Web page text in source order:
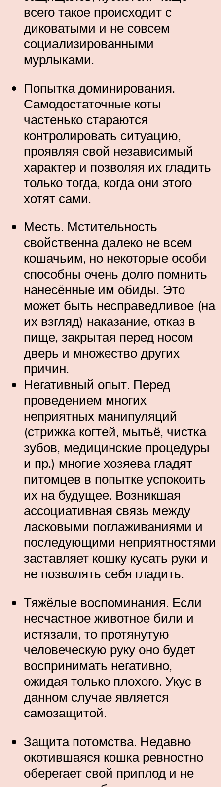
всего такое происходит с
диковатыми и не совсем
социализированными
мурлыками.
Попытка доминирования.
Самодостаточные коты
частенько стараются
контролировать ситуацию,
проявляя свой независимый
характер и позволяя их гладить
только тогда, когда они этого
хотят сами.
Месть. Мстительность
свойственна далеко не всем
кошачьим, но некоторые особи
способны очень долго помнить
нанесённые им обиды. Это
может быть несправедливое (на
их взгляд) наказание, отказ в
пище, закрытая перед носом
дверь и множество других
причин.
Негативный опыт. Перед
проведением многих
неприятных манипуляций
(стрижка когтей, мытьё, чистка
зубов, медицинские процедуры
и пр.) многие хозяева гладят
питомцев в попытке успокоить
их на будущее. Возникшая
ассоциативная связь между
ласковыми поглаживаниями и
последующими неприятностями
заставляет кошку кусать руки и
не позволять себя гладить.
Тяжёлые воспоминания. Если
несчастное животное били и
истязали, то протянутую
человеческую руку оно будет
воспринимать негативно,
ожидая только плохого. Укус в
данном случае является
самозащитой.
Защита потомства. Недавно
окотившаяся кошка ревностно
оберегает свой приплод и не